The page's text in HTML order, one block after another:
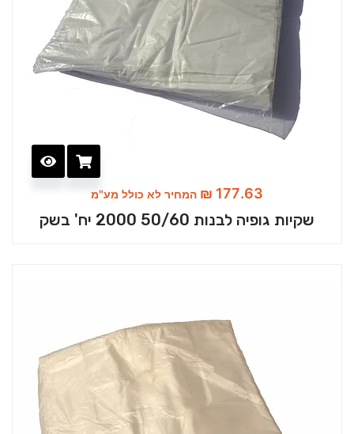
₪ 177.63 המחיר לא כולל מע"מ
שקיות גופיה לבנות 50/60 2000 יח' בשק